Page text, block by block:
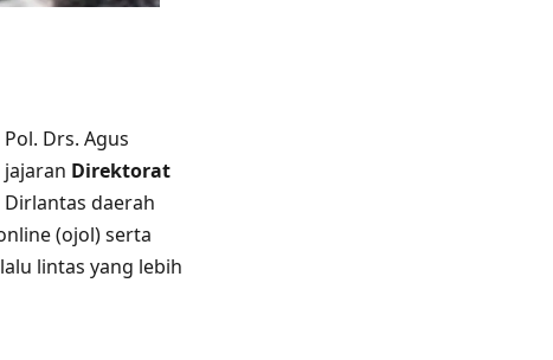
Drs. Agus
Direktorat
daerah
(ojol) serta
lintas yang lebih